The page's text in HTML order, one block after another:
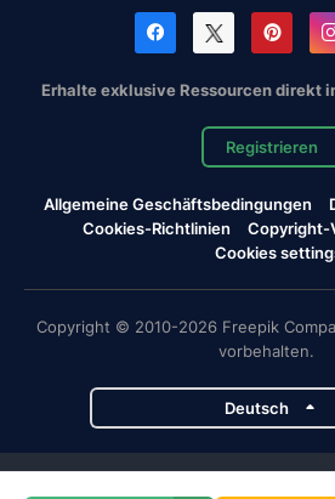
Erhalte exklusive Ressourcen direkt
Registrieren
Allgemeine Geschäftsbedingungen
Cookies-Richtlinien
Copyright-
Cookies
Copyright © 2010-2026 Freepik
vorbehalten.
Deutsch